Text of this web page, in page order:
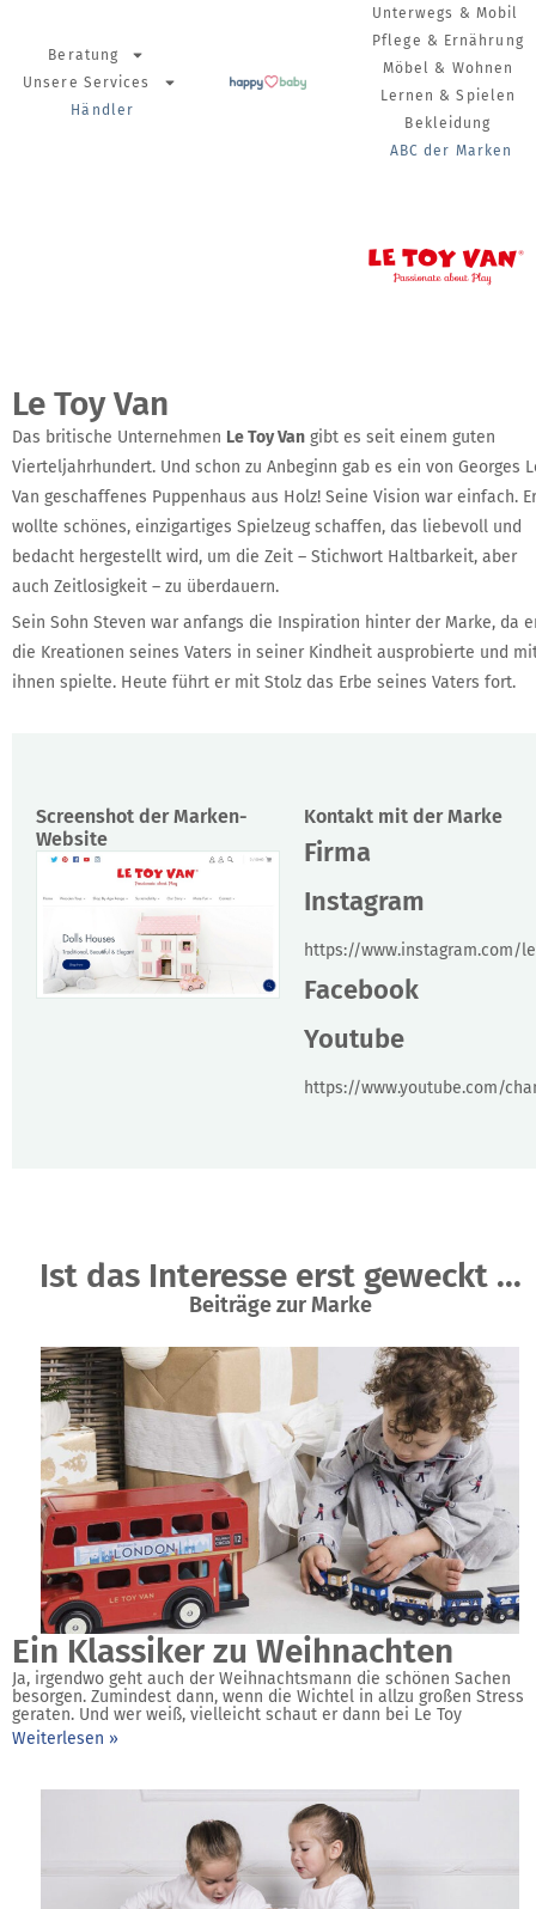
Beratung
Unsere Services
Händler
Unterwegs & Mobil
Pflege & Ernährung
Möbel & Wohnen
Lernen & Spielen
Bekleidung
ABC der Marken
Le Toy Van
Das britische Unternehmen Le Toy Van gibt es seit einem guten
Vierteljahrhundert. Und schon zu Anbeginn gab es ein von Georges
Van geschaffenes Puppenhaus aus Holz! Seine Vision war einfach. Er
wollte schönes, einzigartiges Spielzeug schaffen, das liebevoll und
bedacht hergestellt wird, um die Zeit – Stichwort Haltbarkeit, aber
auch Zeitlosigkeit – zu überdauern.
Sein Sohn Steven war anfangs die Inspiration hinter der Marke, da
die Kreationen seines Vaters in seiner Kindheit ausprobierte und
ihnen spielte. Heute führt er mit Stolz das Erbe seines Vaters fort.
Screenshot der Marken-
Website
Kontakt mit der Marke
Firma
Instagram
https://www.instagram.com/
Facebook
Youtube
https://www.youtube.com/
Ist das Interesse erst geweckt ...
Beiträge zur Marke
Ein Klassiker zu Weihnachten
Ja, irgendwo geht auch der Weihnachtsmann die schönen Sachen
besorgen. Zumindest dann, wenn die Wichtel in allzu großen Stress
geraten. Und wer weiß, vielleicht schaut er dann bei Le Toy
Weiterlesen »